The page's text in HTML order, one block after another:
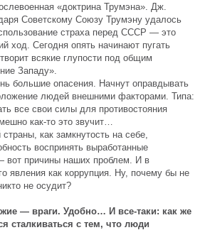
«доктрина Трумэна». Дж.
Советскому Союзу Трумэну удалось
страха перед СССР — это
ход. Сегодня опять начинают пугать
всякие глупости под общим
Западу».
большие опасения. Начнут оправдывать
людей внешними факторами. Типа:
все свои силы для противостояния
как-то это звучит…
как замкнутость на себе,
воспринять выработанные
вот причины наших проблем. И в
явления как коррупция. Ну, почему бы не
не осудит?
— враги. Удобно… И все-таки: как же
сталкиваться с тем, что люди